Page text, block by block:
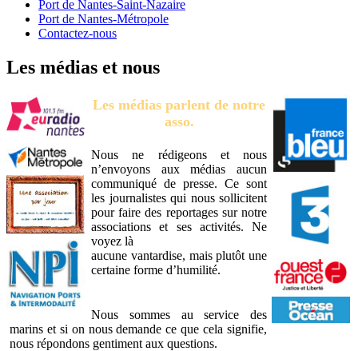
Port de Nantes-Saint-Nazaire
Port de Nantes-Métropole
Contactez-nous
Les médias et nous
Les médias parlent de notre
asso.
Nous ne rédigeons et nous
n’envoyons aux médias aucun
communiqué de presse. Ce sont
les journalistes qui nous sollicitent
pour faire des reportages sur notre
associations et ses activités. Ne
voyez là
aucune vantardise, mais plutôt une
certaine forme d’humilité.
Nous sommes au service des
marins et si on nous demande ce que cela signifie,
nous répondons gentiment aux questions.